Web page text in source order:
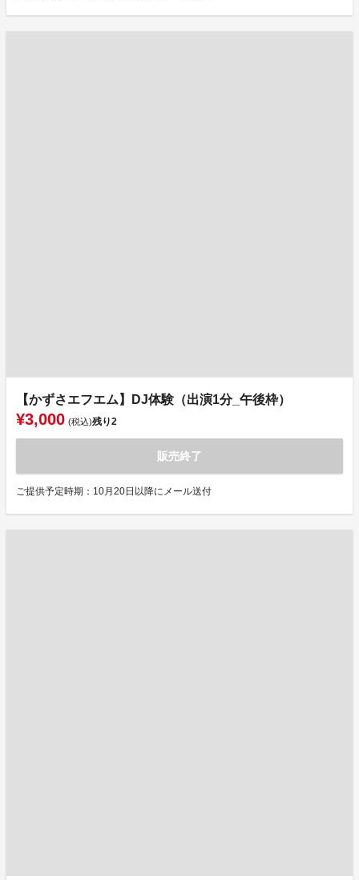
【かずさエフエム】DJ体験（出演1分_午後枠）
¥3,000 (税込)残り2
販売終了
ご提供予定時期：10月20日以降にメール送付